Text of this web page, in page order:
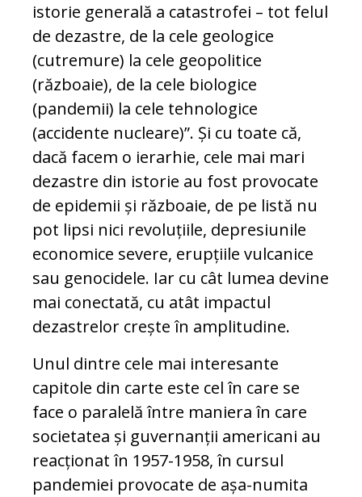
istorie generală a catastrofei – tot felul
de dezastre, de la cele geologice
(cutremure) la cele geopolitice
(războaie), de la cele biologice
(pandemii) la cele tehnologice
(accidente nucleare)”. Și cu toate că,
dacă facem o ierarhie, cele mai mari
dezastre din istorie au fost provocate
de epidemii și războaie, de pe listă nu
pot lipsi nici revoluțiile, depresiunile
economice severe, erupțiile vulcanice
sau genocidele. Iar cu cât lumea devine
mai conectată, cu atât impactul
dezastrelor crește în amplitudine.
Unul dintre cele mai interesante
capitole din carte este cel în care se
face o paralelă între maniera în care
societatea și guvernanții americani au
reacționat în 1957-1958, în cursul
pandemiei provocate de așa-numita